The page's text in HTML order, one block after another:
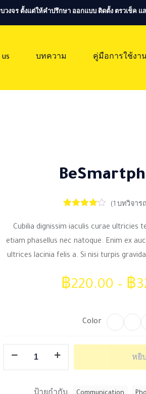
บวงจร ตั้งแต่ให้คำปรึกษา ออกแบบ ติดตั้ง ตรวเช็ค
บทความ
คู่มือการใช้งา
คะแนน
4.00จาก
5 คะแนน
เต็มบน
การให้
( 1 บทวิจาร
Cubilia dignissim iaculis curae ultricies
etiam phasellus nec natoque. Enim ex
ultrices lacinia felis a. Si nisi turpis
฿220.00 – ฿
Color
หยิ